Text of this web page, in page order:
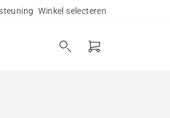
Winkel selecteren